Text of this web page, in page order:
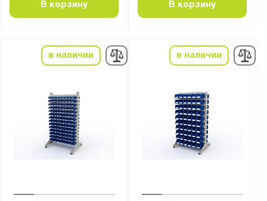
В корзину В корзину
в наличии в наличии